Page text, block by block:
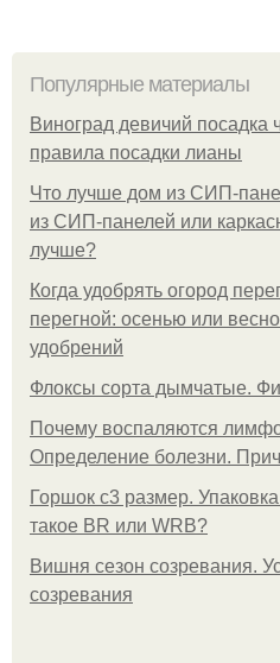
Популярные материалы
Виноград девичий посадка
правила посадки лианы
Что лучше дом из СИП-
из СИП-панелей или
лучше?
Когда удобрять огород
перегной: осенью или
удобрений
Флоксы сорта дымчатые.
Почему воспаляются
Определение болезни.
Горшок с3 размер.
такое BR или WRB?
Вишня сезон созревания.
созревания